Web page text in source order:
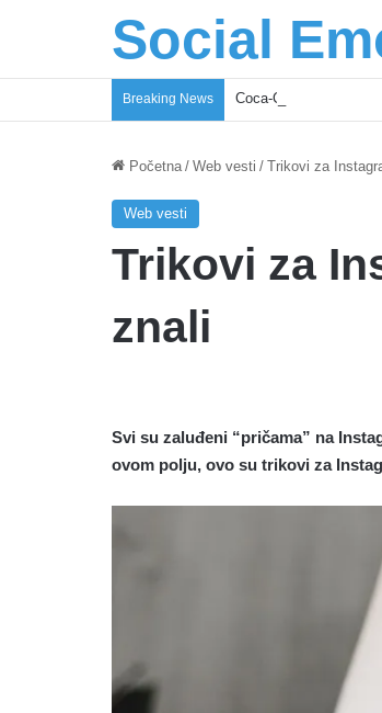
Social
Breaking News Coca-Cola podrška
Početna / Web vesti / Trikovi za
Web vesti
Trikovi za
znali
Svi su zaluđeni “pričama” na
ovom polju, ovo su trikovi za